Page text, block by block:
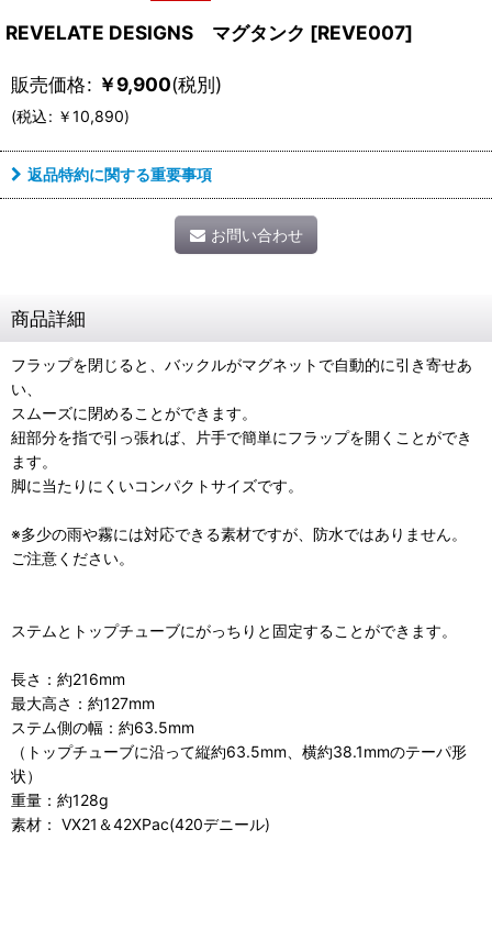
REVELATE DESIGNS マグタンク [REVE007]
販売価格: ￥9,900(税別)
(税込: ￥10,890)
返品特約に関する重要事項
お問い合わせ
商品詳細
フラップを閉じると、バックルがマグネットで自動的に引き寄せあ
い、
スムーズに閉めることができます。
紐部分を指で引っ張れば、片手で簡単にフラップを開くことができ
ます。
脚に当たりにくいコンパクトサイズです。
※多少の雨や霧には対応できる素材ですが、防水ではありません。
ご注意ください。
ステムとトップチューブにがっちりと固定することができます。
長さ：約216mm
最大高さ：約127mm
ステム側の幅：約63.5mm
（トップチューブに沿って縦約63.5mm、横約38.1mmのテーパ形
状）
重量：約128g
素材： VX21＆42XPac(420デニール)